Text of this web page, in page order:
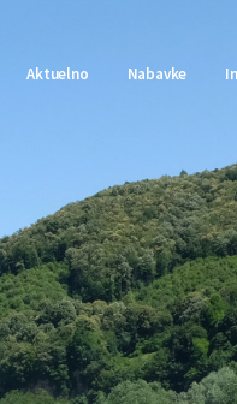
Nabavke
Aktuelno